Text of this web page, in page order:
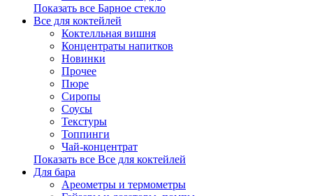
Показать все Барное стекло
Все для коктейлей
Коктелльная вишня
Концентраты напитков
Новинки
Прочее
Пюре
Сиропы
Соусы
Текстуры
Топпинги
Чай-концентрат
Показать все Все для коктейлей
Для бара
Ареометры и термометры